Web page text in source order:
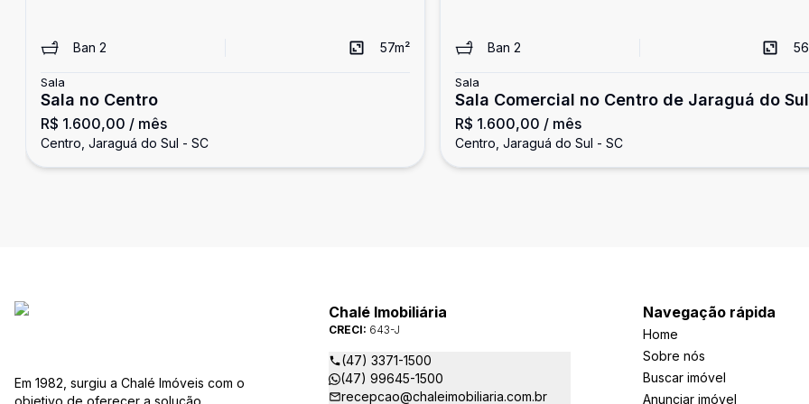
Ban 2 57m²
Sala
Sala no Centro
R$ 1.600,00 / mês
Centro, Jaraguá do Sul - SC
Ban 2 56
Sala
Sala Comercial no Centro de Jaraguá do Sul
R$ 1.600,00 / mês
Centro, Jaraguá do Sul - SC
Em 1982, surgiu a Chalé Imóveis com o
objetivo de oferecer a solução
Chalé Imobiliária
CRECI: 643-J
(47) 3371-1500
(47) 99645-1500
recepcao@chaleimobiliaria.com.br
Navegação rápida
Home
Sobre nós
Buscar imóvel
Anunciar imóvel